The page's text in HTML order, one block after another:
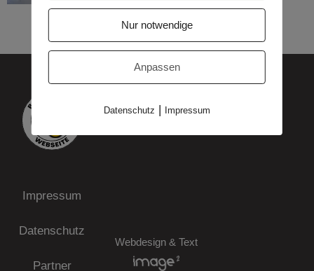
Impressum
Datenschutz
Partner
Webdesign & Text
Nur notwendige
Anpassen
Datenschutz | Impressum